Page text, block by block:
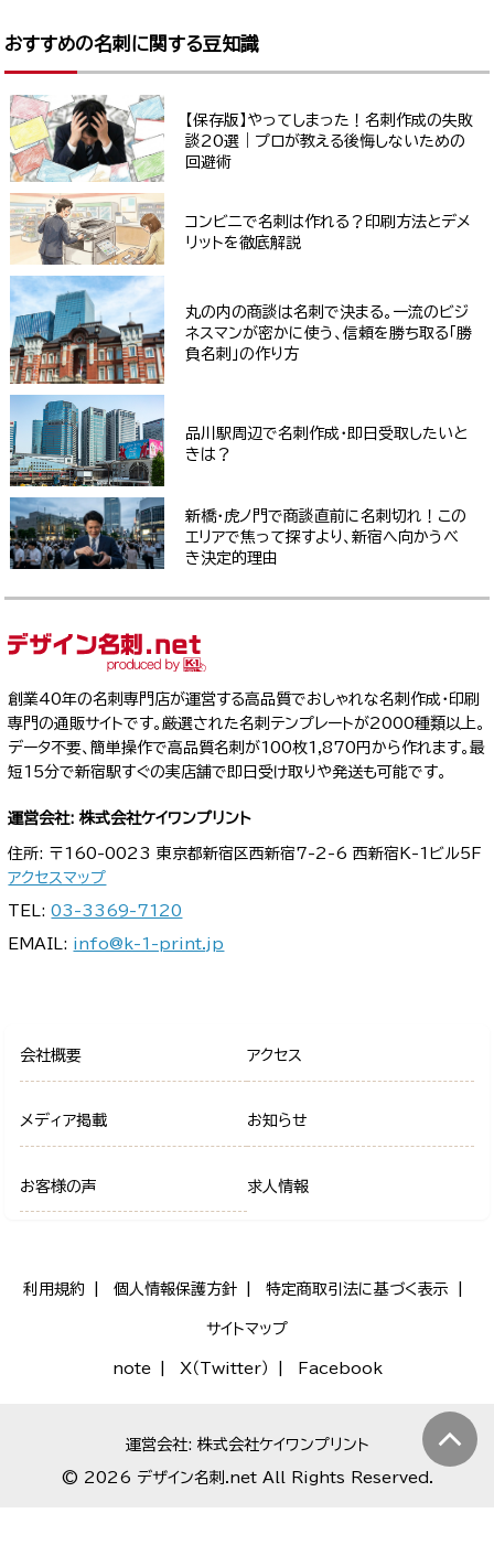
おすすめの名刺に関する豆知識
【保存版】やってしまった！名刺作成の失敗
談20選｜プロが教える後悔しないための
回避術
コンビニで名刺は作れる？印刷方法とデメ
リットを徹底解説
丸の内の商談は名刺で決まる。一流のビジ
ネスマンが密かに使う、信頼を勝ち取る「勝
負名刺」の作り方
品川駅周辺で名刺作成・即日受取したいと
きは？
新橋・虎ノ門で商談直前に名刺切れ！この
エリアで焦って探すより、新宿へ向かうべ
き決定的理由
創業40年の名刺専門店が運営する高品質でおしゃれな名刺作成・印刷
専門の通販サイトです。厳選された名刺テンプレートが2000種類以上。
データ不要、簡単操作で高品質名刺が100枚1,870円から作れます。最
短15分で新宿駅すぐの実店舗で即日受け取りや発送も可能です。
運営会社: 株式会社ケイワンプリント
住所: 〒160-0023 東京都新宿区西新宿7-2-6 西新宿K-1ビル5F
アクセスマップ
TEL:03-3369-7120
EMAIL: info@k-1-print.jp
会社概要 アクセス
メディア掲載 お知らせ
お客様の声 求人情報
利用規約 個人情報保護方針 特定商取引法に基づく表示
サイトマップ
note X（Twitter） Facebook
運営会社: 株式会社ケイワンプリント
© 2026 デザイン名刺.net All Rights Reserved.